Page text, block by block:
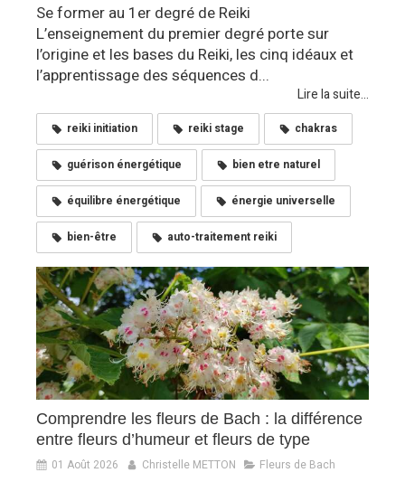
Se former au 1er degré de Reiki
L’enseignement du premier degré porte sur
l’origine et les bases du Reiki, les cinq idéaux et
l’apprentissage des séquences d...
Lire la suite...
reiki initiation reiki stage chakras
guérison énergétique bien etre naturel
équilibre énergétique énergie universelle
bien-être auto-traitement reiki
Comprendre les fleurs de Bach : la différence
entre fleurs d’humeur et fleurs de type
01 Août 2026 Christelle METTON Fleurs de Bach